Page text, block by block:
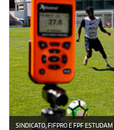
SINDICATO, FIFPRO E FPF